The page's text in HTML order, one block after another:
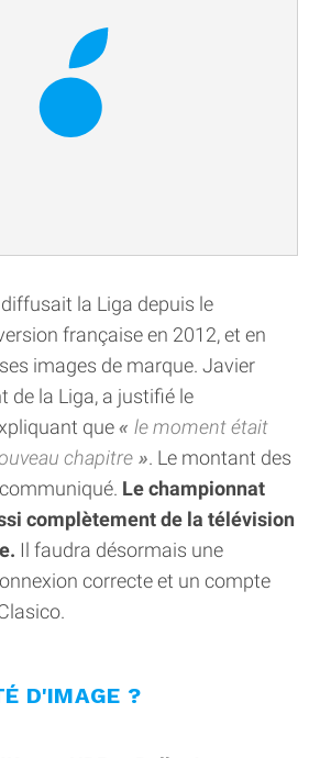
la Liga depuis le
française en 2012, et en
images de marque. Javier
de la Liga, a justifié le
que
le moment était
chapitre
. Le montant des
Le championnat
complètement de la télévision
Il faudra désormais une
correcte et un compte
D'IMAGE ?